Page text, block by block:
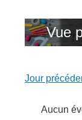
Vue
Jour
Aucun